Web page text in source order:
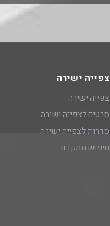
צפייה ישירה
צפייה ישירה
סרטים לצפייה ישירה
סדרות לצפייה ישירה
חיפוש מתקדם